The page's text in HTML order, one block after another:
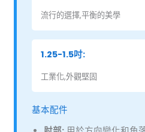
流行的選擇,平衡的美學
1.25-1.5吋:
工業化,外觀堅固
基本配件